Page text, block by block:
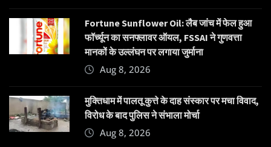
Fortune Sunflower Oil: लैब जांच में फेल हुआ
फॉर्च्यून का सनफ्लावर ऑयल, FSSAI ने गुणवत्ता
मानकों के उल्लंघन पर लगाया जुर्माना
Aug 8, 2026
मुक्तिधाम में पालतू कुत्ते के दाह संस्कार पर मचा विवाद,
विरोध के बाद पुलिस ने संभाला मोर्चा
Aug 8, 2026